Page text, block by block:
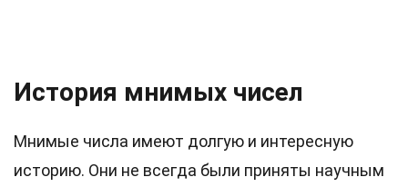
История мнимых чисел
Мнимые числа имеют долгую и интересную
историю. Они не всегда были приняты научным